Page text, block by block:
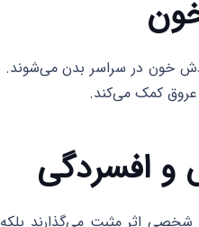
خون در سراسر بدن می‌شوند.
عروق کمک می‌کند.
شخصی اثر مثبت می‌گذارند